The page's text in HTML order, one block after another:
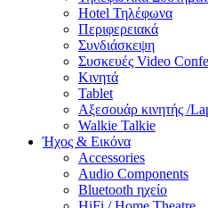
Hotel Τηλέφωνα
Περιφερειακά
Συνδιάσκεψη
Συσκευές Video
Κινητά
Tablet
Αξεσουάρ κινητής /
Walkie Talkie
Ήχος & Εικόνα
Accessories
Audio Components
Bluetooth ηχείο